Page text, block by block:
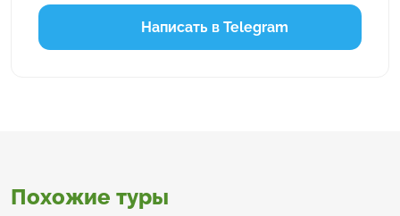
Написать в Telegram
Похожие туры